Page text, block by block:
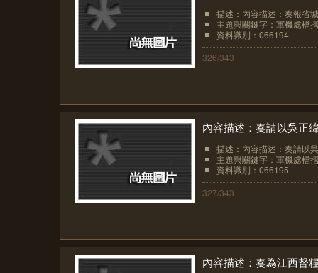
描述：內容描述：奏報省
主題與關鍵字：軍機處檔
資料識別：066194
326/343
內容描述：奏請以吳正
描述：內容描述：奏請以
主題與關鍵字：軍機處檔
資料識別：066195
327/343
內容描述：奏為江西督